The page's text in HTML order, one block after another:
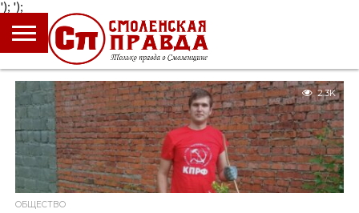
');
ГЛАВНАЯ
НОВОСТИ
ПРОИСШЕСТВИЯ
ПОЛИТИКА
КУЛЬТУРА
ЭКОНОМИКА
ОБЩЕСТВО
БЛОГИ
2.3K
ОБЩЕСТВО
');